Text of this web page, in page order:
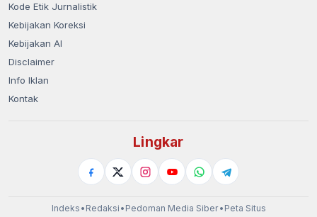
Kode Etik Jurnalistik
Kebijakan Koreksi
Kebijakan AI
Disclaimer
Info Iklan
Kontak
Lingkar
Indeks • Redaksi • Pedoman Media Siber• Peta Situs